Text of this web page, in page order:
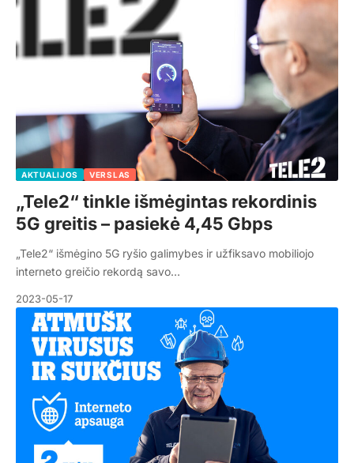
AKTUALIJOS VERSLAS
„Tele2“ tinkle išmėgintas rekordinis
5G greitis – pasiekė 4,45 Gbps
„Tele2“ išmėgino 5G ryšio galimybes ir užfiksavo mobiliojo
interneto greičio rekordą savo…
2023-05-17